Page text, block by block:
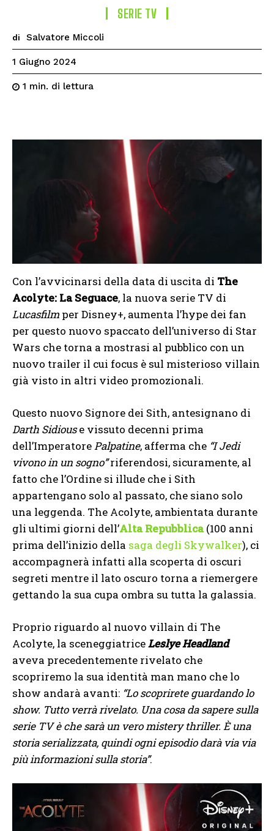
SERIE TV
di Salvatore Miccoli
1 Giugno 2024
1 min. di lettura
Con l’avvicinarsi della data di uscita di The
Acolyte: La Seguace, la nuova serie TV di
Lucasfilm per Disney+, aumenta l’hype dei fan
per questo nuovo spaccato dell’universo di Star
Wars che torna a mostrasi al pubblico con un
nuovo trailer il cui focus è sul misterioso villain
già visto in altri video promozionali.
Questo nuovo Signore dei Sith, antesignano di
Darth Sidiouse vissuto decenni prima
dell’ImperatorePalpatine, afferma che “I Jedi
vivono in un sogno”riferendosi, sicuramente, al
fatto che l’Ordine si illude che i Sith
appartengano solo al passato, che siano solo
una leggenda. The Acolyte, ambientata durante
gli ultimi giorni dell’Alta Repubblica(100 anni
prima dell’inizio della saga degli Skywalker), ci
accompagnerà infatti alla scoperta di oscuri
segreti mentre il lato oscuro torna a riemergere
gettando la sua cupa ombra su tutta la galassia.
Proprio riguardo al nuovo villain di The
Acolyte, la sceneggiatriceLeslye Headland
aveva precedentemente rivelato che
scopriremo la sua identità man mano che lo
show andarà avanti: “Lo scoprirete guardando lo
show. Tutto verrà rivelato. Una cosa da sapere sulla
serie TV è che sarà un vero mistery thriller. È una
storia serializzata, quindi ogni episodio darà via via
più informazioni sulla storia”.